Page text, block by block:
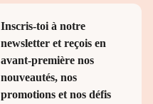
Inscris-toi à notre
newsletter et reçois en
avant-première nos
nouveautés, nos
promotions et nos défis